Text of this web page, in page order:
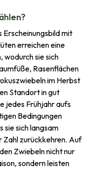
mit
erreichen eine
wodurch sie sich
Rasenflächen
im Herbst
Standort in gut
jedes Frühjahr aufs
Bedingungen
sie sich langsam
Zahl zurückkehren. Auf
Zwiebeln nicht nur
sondern leisten